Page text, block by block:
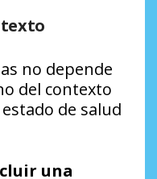
no depende
del contexto
de salud
una